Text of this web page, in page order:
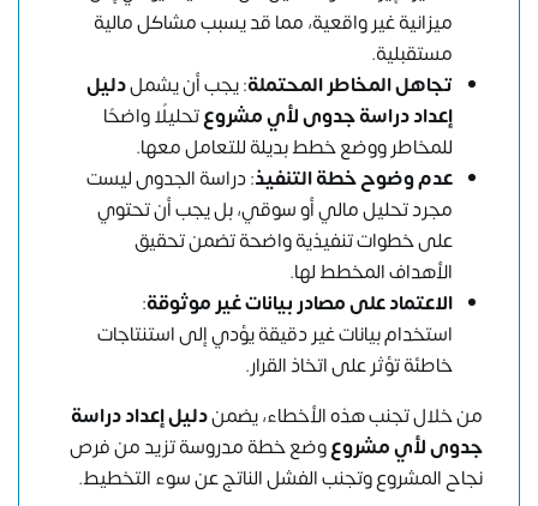
ميزانية غير واقعية، مما قد يسبب مشاكل مالية
مستقبلية.
تجاهل المخاطر المحتملة: يجب أن يشملدليل
إعداد دراسة جدوى لأي مشروعتحليلًا واضحًا
للمخاطر ووضع خطط بديلة للتعامل معها.
عدم وضوح خطة التنفيذ: دراسة الجدوى ليست
مجرد تحليل مالي أو سوقي، بل يجب أن تحتوي
على خطوات تنفيذية واضحة تضمن تحقيق
الأهداف المخطط لها.
الاعتماد على مصادر بيانات غير موثوقة:
استخدام بيانات غير دقيقة يؤدي إلى استنتاجات
خاطئة تؤثر على اتخاذ القرار.
من خلال تجنب هذه الأخطاء، يضمندليل إعداد دراسة
جدوى لأي مشروعوضع خطة مدروسة تزيد من فرص
نجاح المشروع وتجنب الفشل الناتج عن سوء التخطيط.